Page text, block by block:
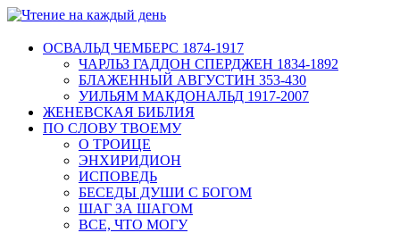
ОСВАЛЬД ЧЕМБЕРС 1874-1917
ЧАРЛЬЗ ГАДДОН СПЕРДЖЕН 1834-1892
БЛАЖЕННЫЙ АВГУСТИН 353-430
УИЛЬЯМ МАКДОНАЛЬД 1917-2007
ЖЕНЕВСКАЯ БИБЛИЯ
ПО СЛОВУ ТВОЕМУ
О ТРОИЦЕ
ЭНХИРИДИОН
ИСПОВЕДЬ
БЕСЕДЫ ДУШИ С БОГОМ
ШАГ ЗА ШАГОМ
ВСЕ, ЧТО МОГУ